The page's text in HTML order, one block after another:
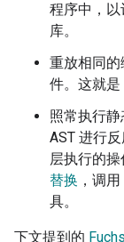
程序中，
库。
重放相同的
件。这就是
照常执行
AST 进行
层执行的
替换 ，调用
具。
下文提到的